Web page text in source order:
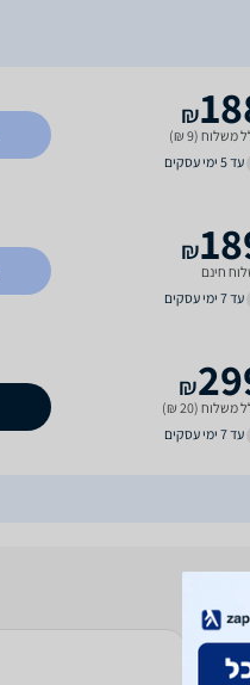
₪
משלוח (9 ₪)
עד 5 ימי עסקים
₪
חינם
עד 7 ימי עסקים
₪
משלוח (20 ₪)
עד 7 ימי עסקים